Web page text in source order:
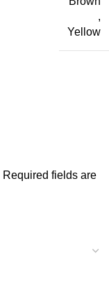
,
Yellow
Required fields are